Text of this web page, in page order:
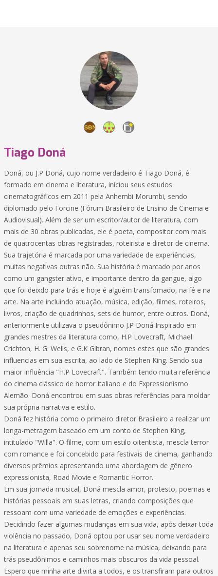
Tiago Doná
Doná, ou J.P Doná, cujo nome verdadeiro é Tiago Doná, é
formado em cinema e literatura, iniciou seus estudos
cinematográficos em 2011 pela Anhembi Morumbi, sendo
diplomado pelo Forcine (Fórum Brasileiro de Ensino de Cinema e
Audiovisual). Além de ser um escritor/autor de literatura, com
mais de 30 obras publicadas, ele é poeta, compositor com mais
de quatrocentas obras registradas, roteirista e diretor de cinema.
Sua trajetória é marcada por uma variedade de experiências,
muitas negativas outras não. Sua história é marcado por anos
como um gangster ativo, e importante dentro da gangue, algo
que foi deixdo para trás e hoje é alguém transfomado, na fé e na
arte. Na arte incluindo atuação, música, edição, filmes, roteiros,
livros, criação de quadrinhos, sets de humor, entre outros. Doná,
anteriormente utilizava o pseudônimo J.P Doná Inspirado em
grandes mestres da literatura como, H.P Lovecraft, Michael
Crichton, H. G. Wells, e G.K Gibran, nomes estes que são grandes
influencias em sua escrita, ao lado de Stephen King. Sendo sua
maior influência "H.P Lovecraft". Também tendo muita referência
do cinema clássico de horror Italiano e do Expressionismo
Alemão. Doná encontrou em suas obras referências para moldar
sua própria narrativa e estilo.
Doná fez história como o primeiro diretor Brasileiro a realizar um
longa-metragem baseado em um conto de Stephen King,
intitulado "Willa". O filme, com um estilo oitentista, mescla terror
com romance e foi concebido para festivais de cinema, ganhando
diversos prêmios apresentando uma abordagem de gênero
expressionista, Road Movie e Romantic Horror.
Em sua jornada musical, Doná mescla amor, protesto, poemas e
histórias pessoais em suas letras, criando composições que
ressoam com uma variedade de emoções e experiências.
Decidindo fazer algumas mudanças em sua vida, após deixar toda
violência no passado, Doná optou por usar seu nome verdadeiro
na literatura e apenas seu sobrenome na música, deixando para
trás pseudônimos e caminhos mais obscuros da vida pessoal.
Espero que minha arte divirta a todos, e os transfiram para outros